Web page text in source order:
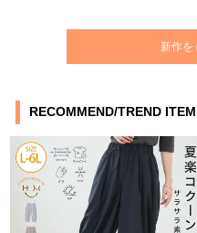
新作を
RECOMMEND/TREND ITEM